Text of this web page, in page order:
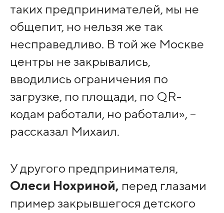
таких предпринимателей, мы не
общепит, но нельзя же так
несправедливо. В той же Москве
центры не закрывались,
вводились ограничения по
загрузке, по площади, по QR-
кодам работали, но работали», –
рассказал Михаил.
У другого предпринимателя,
Олеси Нохриной, перед глазами
пример закрывшегося детского